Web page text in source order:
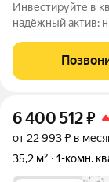
Инвестируйте в
надёжный актив:
Жилой квартал «Бережно» это
созданный с
6 400 512₽
от 22 993 ₽ в
35,2 м²
1-комн.